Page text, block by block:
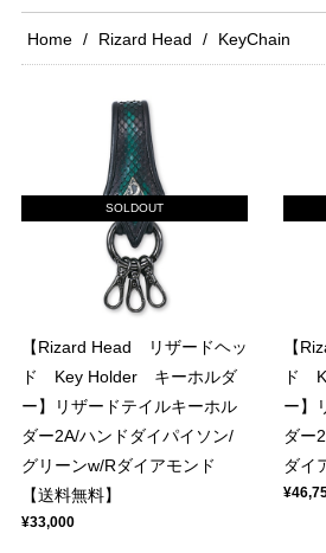
Home Rizard Head KeyChain
SOLDOUT
【Rizard Head リザードヘッ
ド Key Holder キーホルダ
ー】リザードテイルキーホル
ダー2A/ハンドダイパイソン/
グリーンw/Rダイアモンド
【送料無料】
¥33,000
【
ド
ー】
ダー
ダイ